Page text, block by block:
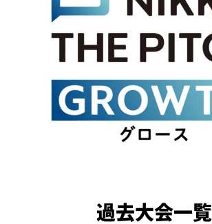
過去大会一覧